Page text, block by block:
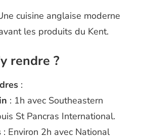
cuisine anglaise moderne
les produits du Kent.
rendre ?
:
: 1h avec Southeastern
St Pancras International.
: Environ 2h avec National